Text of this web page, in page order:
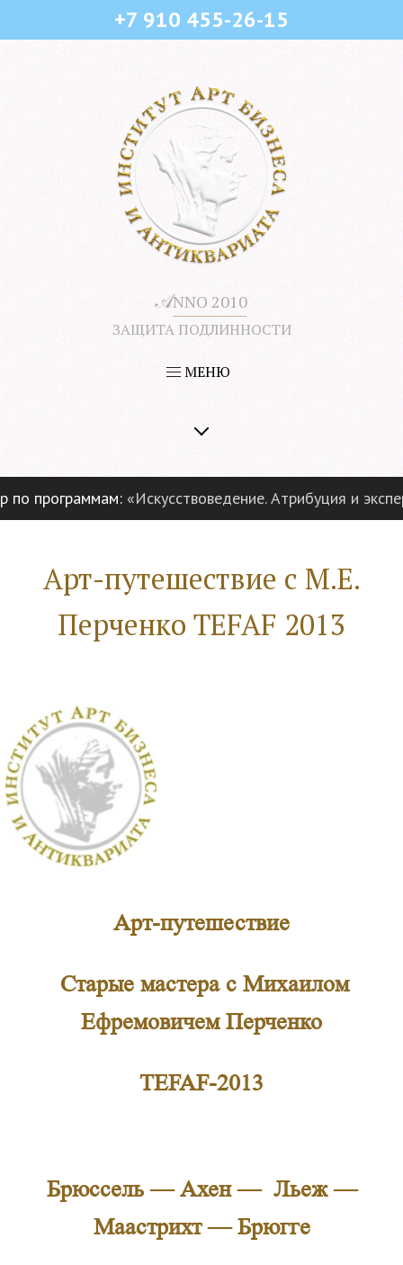
+7 910 455-26-15
𝒜NNO 2010
ЗАЩИТА ПОДЛИННОСТИ
МЕНЮ
программам:«Искусствоведение. Атрибуция и
Арт-путешествие с М.Е.
Перченко TEFAF 2013
Арт-путешествие
Старые мастера с Михаилом
Ефремовичем Перченко
TEFAF-2013
Брюссель — Ахен — Льеж —
Маастрихт — Брюгге